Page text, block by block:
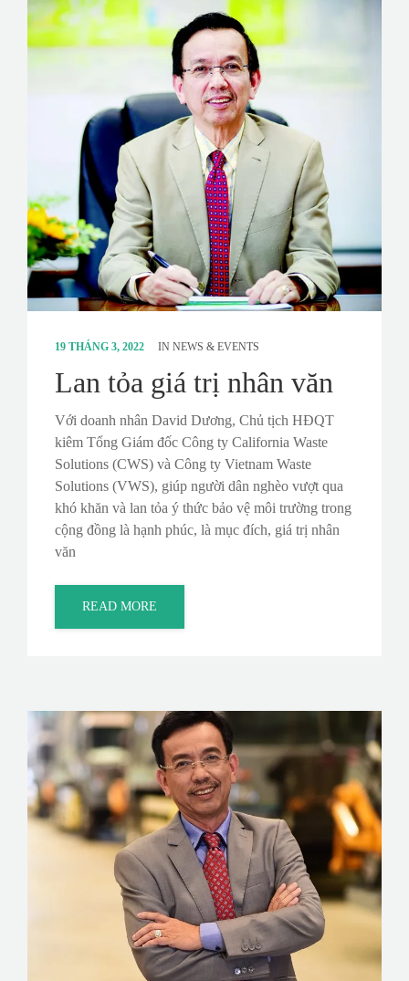
19 THÁNG 3, 2022 IN NEWS & EVENTS
Lan tỏa giá trị nhân văn
Với doanh nhân David Dương, Chủ tịch HĐQT
kiêm Tổng Giám đốc Công ty California Waste
Solutions (CWS) và Công ty Vietnam Waste
Solutions (VWS), giúp người dân nghèo vượt qua
khó khăn và lan tỏa ý thức bảo vệ môi trường trong
cộng đồng là hạnh phúc, là mục đích, giá trị nhân
văn
READ MORE